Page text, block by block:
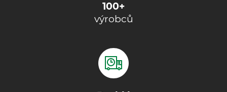
100+
výrobců